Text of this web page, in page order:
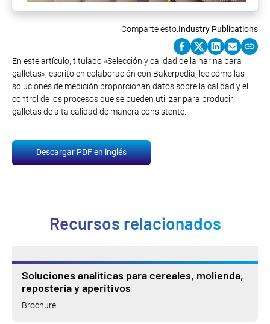
En este artículo, titulado «Selección y calidad de la harina para
galletas», escrito en colaboración con Bakerpedia, lee cómo las
soluciones de medición proporcionan datos sobre la calidad y el
control de los procesos que se pueden utilizar para producir
galletas de alta calidad de manera consistente.
Descargar PDF en inglés
Comparte esto:Industry Publications
Recursos relacionados
Soluciones analíticas para cereales, molienda,
repostería y aperitivos
Brochure